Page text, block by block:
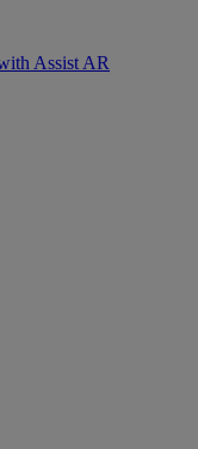
Assist AR